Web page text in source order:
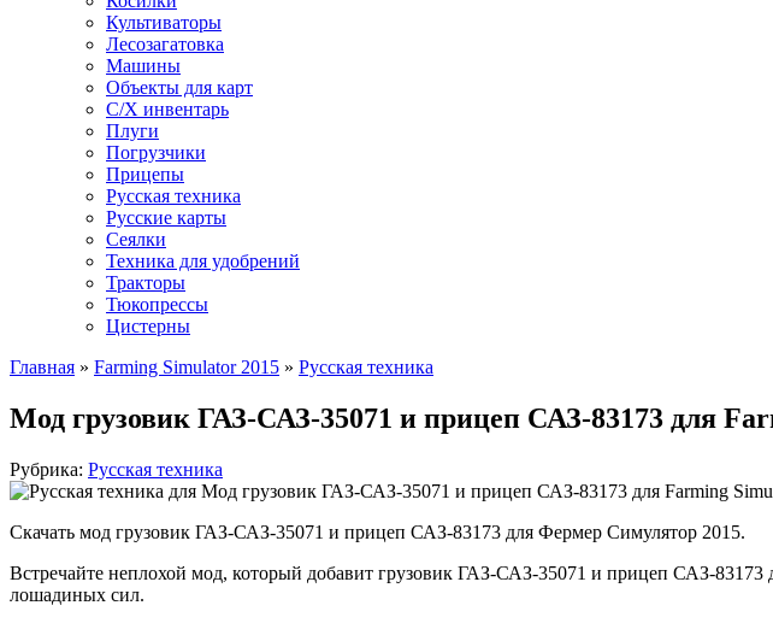
Культиваторы
Лесозагатовка
Машины
Объекты для карт
С/Х инвентарь
Плуги
Погрузчики
Прицепы
Русская техника
Русские карты
Сеялки
Техника для удобрений
Тракторы
Тюкопрессы
Цистерны
Главная » Farming Simulator 2015 » Русская техника
Мод грузовик ГАЗ-САЗ-35071 и прицеп САЗ-83173 для
Рубрика: Русская техника
Скачать мод грузовик ГАЗ-САЗ-35071 и прицеп САЗ-83173 для Фермер Симулятор 2015.
Встречайте неплохой мод, который добавит грузовик ГАЗ-САЗ-35071 и прицеп САЗ-
лошадиных сил.